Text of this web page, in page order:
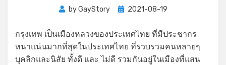
byGayStory
Posted
2021-08-19
กรุงเทพ เป็นเมืองหลวงของประเทศไทย ที่มีประชากร
หนาแน่นมากที่สุดในประเทศไทย ที่รวบรวมคนหลายๆ
บุคลิกและนิสัย ทั้งดี และ ไม่ดี รวมกันอยู่ในเมืองที่แสน